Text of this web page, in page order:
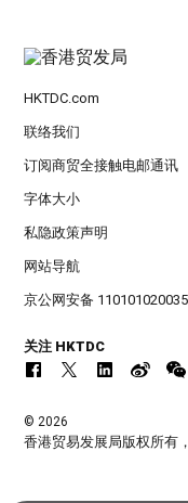
HKTDC.com
联络我们
订阅商贸全接触电邮通讯
字体大小
私隐政策声明
网站导航
京公网安备
关注 HKTDC
© 2026
香港贸易发展局版权所有